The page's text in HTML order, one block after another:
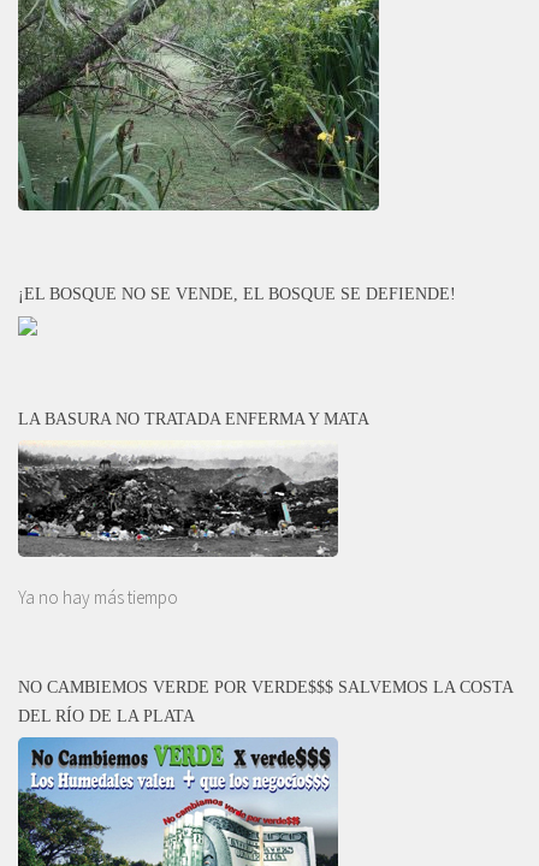
¡EL BOSQUE NO SE VENDE, EL BOSQUE SE DEFIENDE!
LA BASURA NO TRATADA ENFERMA Y MATA
Ya no hay más tiempo
NO CAMBIEMOS VERDE POR VERDE$$$ SALVEMOS LA COSTA
DEL RÍO DE LA PLATA